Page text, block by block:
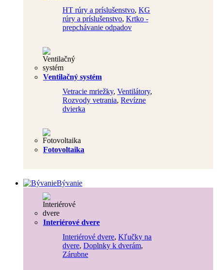
HT rúry a príslušenstvo, KG
rúry a príslušenstvo, Krtko -
prepchávanie odpadov
Ventilačný systém
Vetracie mriežky, Ventilátory,
Rozvody vetrania, Revízne
dvierka
Fotovoltaika
Bývanie
Interiérové dvere
Interiérové dvere, Kľučky na
dvere, Doplnky k dverám,
Zárubne